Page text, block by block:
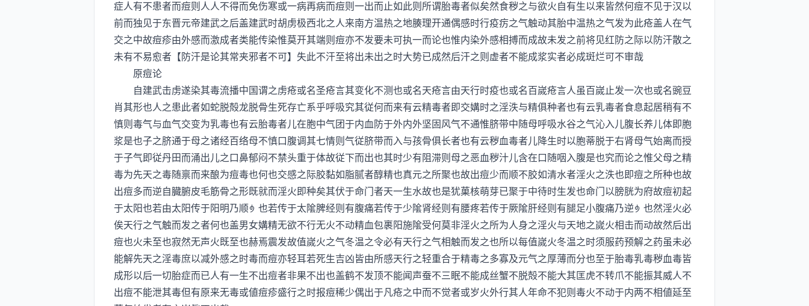
症人有不患者而痘则人人不得而免伤寒或一病再病而痘则一出而止如此则所谓胎毒者似矣然食秽之与欲火自有生以来皆然何痘不见于汉以
前而独见于东晋元帝建武之后盖建武时胡虏极西北之人来南方温热之地腠理开通偶感时行疫疠之气触动其胎中温热之气发为此疮盖人在气
交之中故痘疹由外感而激成者类能传染惟莫开其端则痘亦不发要未可执一而论也惟内染外感相搏而成故未发之前将见红防之际以防汗散之
未有不易愈者【防汗是论其常夹邪者不可】失此不汗至将出未出之时大势已成然后汗之则虚者不能成浆实者必成斑烂可不审哉
原痘论
自建武击虏遂染其毒流播中国谓之虏疮或名圣疮言其变化不测也或名天疮言由天行时疫也或名百嵗疮言人虽百嵗止发一次也或名豌豆
肖其形也人之患此者如蛇脱殻龙脱骨生死存亡系乎呼吸究其従何而来有云精毒者即交媾时之淫泆与精俱种者也有云乳毒者食息起居稍有不
慎则毒气与血气交变为乳毒也有云胎毒者儿在胞中气团于内血防于外内外坚固风气不通惟脐带中随母呼吸水谷之气沁入儿腹长养儿体即胞
浆是也子之脐通于母之诸经百络母不慎口腹调其七情则气従脐带而入与孩骨俱长者也有云秽血毒者儿降生时以胞蒂脱于右肾母气始离而授
于子气即従丹田而涌出儿之口鼻郁闷不禁头重于体故従下而出也其时少有阻滞则母之恶血秽汁儿含在口随咽入腹是也究而论之惟父母之精
毒为先天之毒随禀而来酿为痘毒也何也交感之际胶黏如脂腻者醇精也真元之所聚也故出痘少而顺不胶如清水者淫火之泆也即痘之所种也故
出痘多而逆自臓腑皮毛筋骨之形既就而淫火即种矣其伏于命门者天一生水故也是犹菓核萌芽已聚于中待时生发也命门以膀胱为府故痘初起
于太阳也若由太阳传于阳明乃顺也若传于太隂脾经则有腹痛若传于少隂肾经则有腰疼若传于厥隂肝经则有腿足小腹痛乃逆也然淫火必
俟天行之气触而发之者何也盖男女媾精无欲不行无火不动精血包裹阳施隂受何莫非淫火之所为人身之淫火与天地之嵗火相击而动故然后出
痘也火未至也寂然无声火既至也赫焉震发故值嵗火之气冬温之令必有天行之气相触而发之也所以每值嵗火冬温之时须服药预解之药虽未必
能解先天之淫毒庶以减外感之时毒而痘亦轻耳若死生吉凶皆由所感天行之轻重合于精毒之多寡及元气之厚薄而分也至于胎毒乳毒秽血毒皆
成形以后一切胎症而已人有一生不出痘者非果不出也盖鹤不发顶不能闻声蚕不三眠不能成丝蟹不脱殻不能大其匡虎不转爪不能振其威人不
出痘不能泄其毒但有原来无毒或値痘疹盛行之时报痘稀少偶出于凡疮之中而不觉者或岁火外行其人年命不犯则毒火不动于内两不相値延至